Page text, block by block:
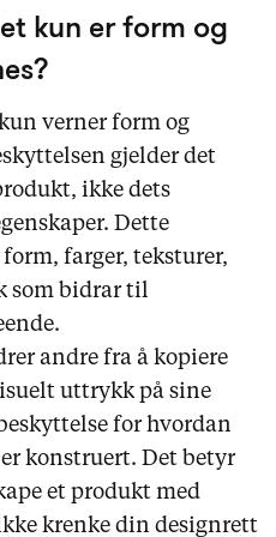
kun er form og
verner form og
gjelder det
ikke dets
Dette
farger, teksturer,
som bidrar til
andre fra å kopiere
uttrykk på sine
for hvordan
konstruert. Det betyr
et produkt med
krenke din designrett